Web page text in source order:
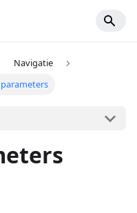
Navigatie